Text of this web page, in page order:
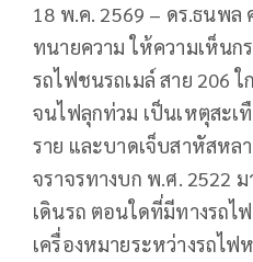
18 พ.ค. 2569 – ดร.ธนพล
ทนายความ ให้ความเห็น
รถไฟชนรถเมล์ สาย 206
จนไฟลุกท่วม เป็นเหตุสะเ
ราย และบาดเจ็บสาหัสหล
จราจรทางบก พ.ศ. 2522
เดินรถ ตอนใดที่มีทางรถไ
เครื่องหมายระหว่างรถไฟ